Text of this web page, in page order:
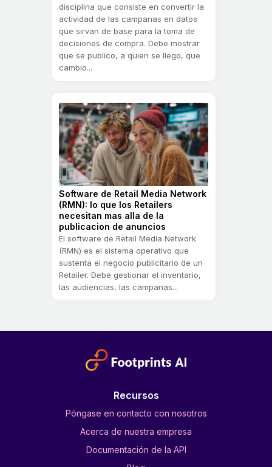
disciplina que consiste en convertir la
actividad de las campanas en datos
que sirvan de base para la toma de
decisiones de compra. Debe mostrar
que se publico, a quien se llego, que
cambio...
Software de Retail Media Network
(RMN): lo que los Retailers
necesitan mas alla de la
publicacion de anuncios
El software de Retail Media Network
(RMN) es el sistema operativo que
sustenta el negocio publicitario de un
Retailer. Debe gestionar el inventario,
las audiencias, las campanas...
Recursos
Póngase en contacto con nosotros
Acerca de nuestra empresa
Documentación de la API